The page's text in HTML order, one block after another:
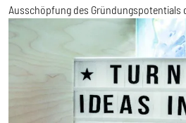
Ausschöpfung des Gründungspotentials